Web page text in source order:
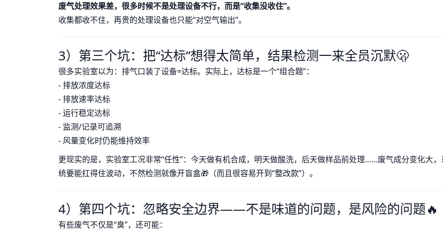
废气处理效果差，很多时候不是处理设备不行，而是“收集没收住”。
收集都收不住，再贵的处理设备也只能“对空气输出”。
3）第三个坑：把“达标”想得太简单，结果检测一来全员沉默🫢
很多实验室以为：排气口装了设备=达标。实际上，达标是一个“组合题”：
- 排放浓度达标
- 排放速率达标
- 运行稳定达标
- 监测/记录可追溯
- 风量变化时仍能维持效率
更现实的是，实验室工况非常“任性”：今天做有机合成，明天做酸洗，后天做样品前处理……废气成分变化大，
统要能扛得住波动，不然检测就像开盲盒🎁（而且很容易开到“整改款”）。
4）第四个坑：忽略安全边界——不是味道的问题，是风险的问题🔥
有些废气不仅是“臭”，还可能：